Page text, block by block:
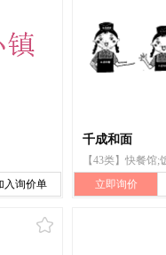
入询价单
千成和面
【43类】快餐馆;
立即询价